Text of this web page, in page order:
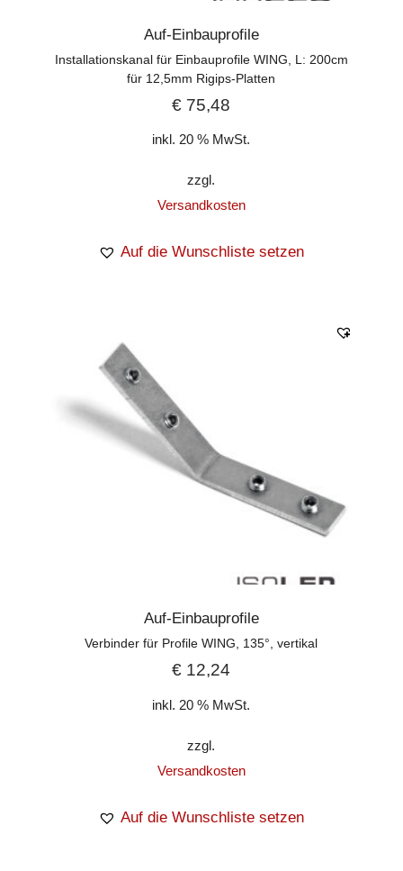
Auf-Einbauprofile
Installationskanal für Einbauprofile WING, L: 200cm
für 12,5mm Rigips-Platten
€ 75,48
inkl. 20 % MwSt.
zzgl.
Versandkosten
Auf die Wunschliste setzen
Auf-Einbauprofile
Verbinder für Profile WING, 135°, vertikal
€ 12,24
inkl. 20 % MwSt.
zzgl.
Versandkosten
Auf die Wunschliste setzen